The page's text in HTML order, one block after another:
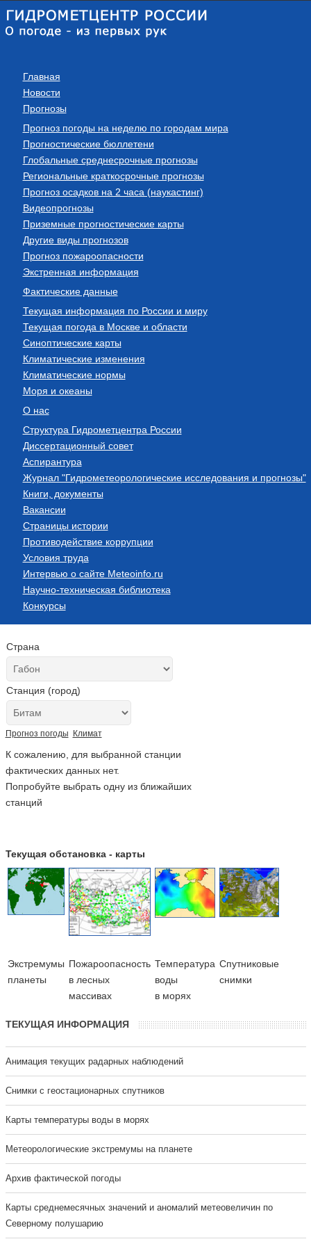
Главная
Новости
Прогнозы
Прогноз погоды на неделю по городам мира
Прогностические бюллетени
Глобальные среднесрочные прогнозы
Региональные краткосрочные прогнозы
Прогноз осадков на 2 часа (наукастинг)
Видеопрогнозы
Приземные прогностические карты
Другие виды прогнозов
Прогноз пожароопасности
Экстренная информация
Фактические данные
Текущая информация по России и миру
Текущая погода в Москве и области
Синоптические карты
Климатические изменения
Климатические нормы
Моря и океаны
О нас
Структура Гидрометцентра России
Диссертационный совет
Аспирантура
Журнал "Гидрометеорологические исследования и прогнозы"
Книги, документы
Вакансии
Страницы истории
Противодействие коррупции
Условия труда
Интервью о сайте Meteoinfo.ru
Научно-техническая библиотека
Конкурсы
Страна
Станция (город)
Прогноз погоды Климат
К сожалению, для выбранной станции
фактических данных нет.
Попробуйте выбрать одну из ближайших
станций
Текущая обстановка - карты
Экстремумы
планеты
Пожароопасность
в лесных
массивах
Температура
воды
в морях
Cпутниковые
снимки
ТЕКУЩАЯ ИНФОРМАЦИЯ
Анимация текущих радарных наблюдений
Cнимки с геостационарных спутников
Карты температуры воды в морях
Метеорологические экстремумы на планете
Архив фактической погоды
Карты среднемесячных значений и аномалий метеовеличин по
Северному полушарию